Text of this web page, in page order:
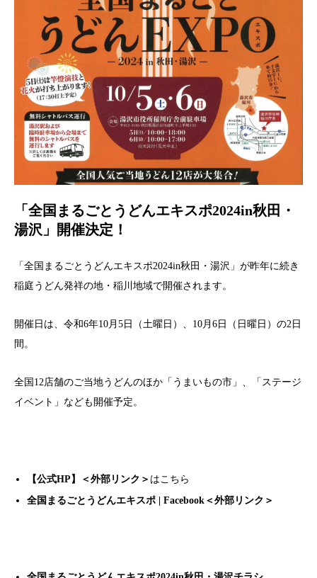
「全国まるごとうどんエキスポ2024in秋田・
湯沢​」開催決定！
「全国まるごとうどんエキスポ2024in秋田・湯沢」が昨年に続き
稲庭うどん発祥の地・稲川地域で開催されます。
開催日は、令和6年10月5日（土曜日）、10月6日（日曜日）の2日
間。
全国12店舗のご当地うどんのほか「うまいもの市」、「ステージ
イベント」なども開催予定。
【公式HP】 ＜外部リンク＞ はこちら
全国まるごとうどんエキスポ | Facebook ＜外部リンク＞